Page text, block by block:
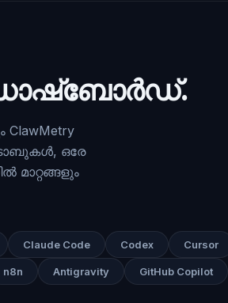
ഡാഷ്ബോർഡ്.
ഒരേ
മാറ്റങ്ങളും
Claude Code Codex Cursor
n8n Antigravity GitHub Copilot